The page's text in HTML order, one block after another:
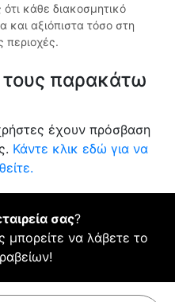
κάθε διακοσμητικό
και αξιόπιστα τόσο στη
περιοχές.
τους παρακάτω
έχουν πρόσβαση
Κάντε κλικ εδώ για να
σας?
μπορείτε να λάβετε το